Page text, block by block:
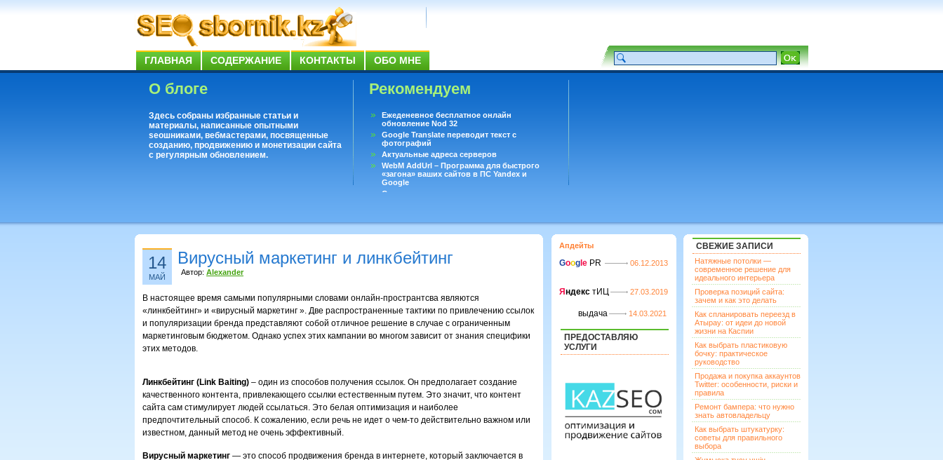
ГЛАВНАЯ СОДЕРЖАНИЕ КОНТАКТЫ ОБО МНЕ
О блоге
Здесь собраны избранные статьи и
материалы, написанные опытными
seoшниками, вебмастерами, посвященные
созданию, продвижению и монетизации сайта
с регулярным обновлением.
Рекомендуем
Ежеденевное бесплатное онлайн
обновление Nod 32
Google Translate переводит текст с
фотографий
Актуальные адреса серверов
WebM AddUrl – Программа для быстрого
«загона» ваших сайтов в ПС Yandex и
Google
Существует вопросы, на которые не может
14
МАЙ
Вирусный маркетинг и линкбейтинг
Автор: Alexander
В настоящее время самыми популярными словами онлайн-пространтсва являются
«линкбейтинг» и «вирусный маркетинг ». Две распространенные тактики по привлечению ссылок
и популяризации бренда представляют собой отличное решение в случае с ограниченным
маркетинговым бюджетом. Однако успех этих кампании во многом зависит от знания специфики
этих методов.
Линкбейтинг (Link Baiting) – один из способов получения ссылок. Он предполагает создание
качественного контента, привлекающего ссылки естественным путем. Это значит, что контент
сайта сам стимулирует людей ссылаться. Это белая оптимизация и наиболее
предпочтительный способ. К сожалению, если речь не идет о чем-то действительно важном или
известном, данный метод не очень эффективный.
Вирусный маркетинг — это способ продвижения бренда в интернете, который заключается в
Апдейты
Goog le PR 06.12.2013
Я ндекс тИЦ 27.03.2019
выдача 14.03.2021
ПРЕДОСТАВЛЯЮ
УСЛУГИ
СВЕЖИЕ ЗАПИСИ
Натяжные потолки —
современное решение для
идеального интерьера
Проверка позиций сайта:
зачем и как это делать
Как спланировать переезд в
Атырау: от идеи до новой
жизни на Каспии
Как выбрать пластиковую
бочку: практическое
руководство
Продажа и покупка аккаунтов
Twitter: особенности, риски и
правила
Ремонт бампера: что нужно
знать автовладельцу
Как выбрать штукатурку:
советы для правильного
выбора